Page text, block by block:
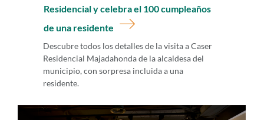
Residencial y celebra el 100 cumpleaños
de una residente
Descubre todos los detalles de la visita a Caser
Residencial Majadahonda de la alcaldesa del
municipio, con sorpresa incluida a una
residente.